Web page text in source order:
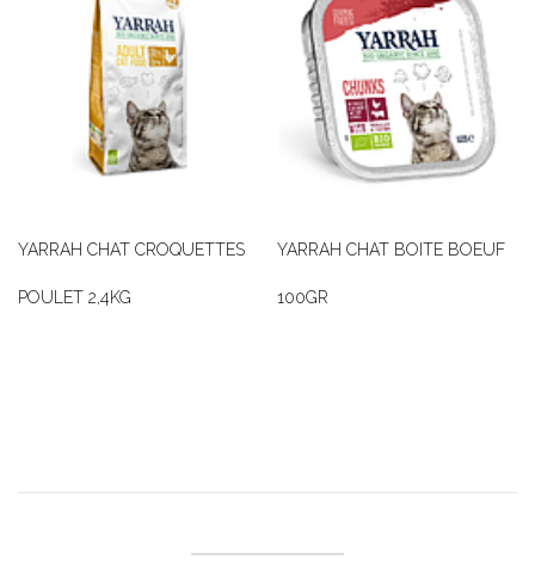
YARRAH CHAT CROQUETTES
POULET 2,4KG
YARRAH CHAT BOITE BOEUF
100GR